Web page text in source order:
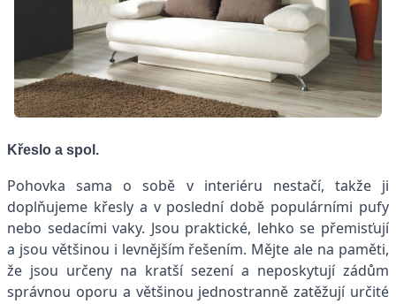
Křeslo a spol.
Pohovka sama o sobě v interiéru nestačí, takže ji
doplňujeme křesly a v poslední době populárními pufy
nebo sedacími vaky. Jsou praktické, lehko se přemisťují
a jsou většinou i levnějším řešením. Mějte ale na paměti,
že jsou určeny na kratší sezení a neposkytují zádům
správnou oporu a většinou jednostranně zatěžují určité